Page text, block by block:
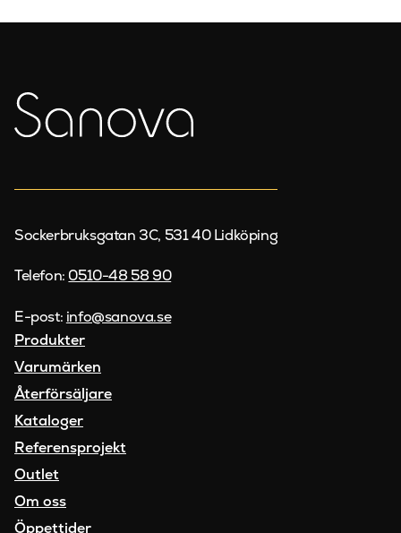
Sockerbruksgatan 3C, 531 40 Lidköping
Telefon: 0510-48 58 90
E-post: info@sanova.se
Produkter
Varumärken
Återförsäljare
Kataloger
Referensprojekt
Outlet
Om oss
Öppettider